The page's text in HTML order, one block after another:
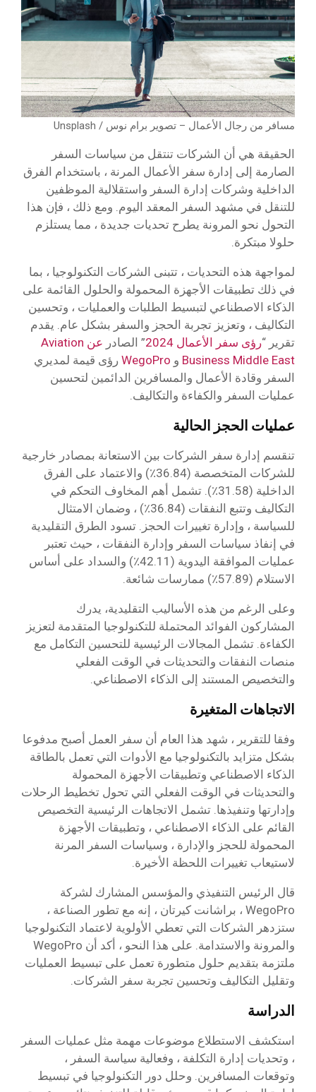
مسافر من رجال الأعمال – تصوير برام نوس / Unsplash
الحقيقة هي أن الشركات تنتقل من سياسات السفر
الصارمة إلى إدارة سفر الأعمال المرنة ، باستخدام الفرق
الداخلية وشركات إدارة السفر واستقلالية الموظفين
للتنقل في مشهد السفر المعقد اليوم. ومع ذلك ، فإن هذا
التحول نحو المرونة يطرح تحديات جديدة ، مما يستلزم
حلولا مبتكرة.
لمواجهة هذه التحديات ، تتبنى الشركات التكنولوجيا ، بما
في ذلك تطبيقات الأجهزة المحمولة والحلول القائمة على
الذكاء الاصطناعي لتبسيط الطلبات والعمليات ، وتحسين
التكاليف ، وتعزيز تجربة الحجز والسفر بشكل عام. يقدم
تقرير “رؤى سفر الأعمال 2024 ” الصادر
عن Aviation
Business Middle East و WegoPro رؤى قيمة لمديري
السفر وقادة الأعمال والمسافرين الدائمين لتحسين
عمليات السفر والكفاءة والتكاليف.
عمليات الحجز الحالية
تنقسم إدارة سفر الشركات بين الاستعانة بمصادر خارجية
للشركات المتخصصة (36.84٪) والاعتماد على الفرق
الداخلية (31.58٪). تشمل أهم المخاوف التحكم في
التكاليف وتتبع النفقات (36.84٪) ، وضمان الامتثال
للسياسة ، وإدارة تغييرات الحجز. تسود الطرق التقليدية
في إنفاذ سياسات السفر وإدارة النفقات ، حيث تعتبر
عمليات الموافقة اليدوية (42.11٪) والسداد على أساس
الاستلام (57.89٪) ممارسات شائعة.
وعلى الرغم من هذه الأساليب التقليدية، يدرك
المشاركون الفوائد المحتملة للتكنولوجيا المتقدمة لتعزيز
الكفاءة. تشمل المجالات الرئيسية للتحسين التكامل مع
منصات النفقات والتحديثات في الوقت الفعلي
والتخصيص المستند إلى الذكاء الاصطناعي.
الاتجاهات المتغيرة
وفقا للتقرير ، شهد هذا العام أن سفر العمل أصبح مدفوعا
بشكل متزايد بالتكنولوجيا مع الأدوات التي تعمل بالطاقة
الذكاء الاصطناعي وتطبيقات الأجهزة المحمولة
والتحديثات في الوقت الفعلي التي تحول تخطيط الرحلات
وإدارتها وتنفيذها. تشمل الاتجاهات الرئيسية التخصيص
القائم على الذكاء الاصطناعي ، وتطبيقات الأجهزة
المحمولة للحجز والإدارة ، وسياسات السفر المرنة
لاستيعاب تغييرات اللحظة الأخيرة.
قال الرئيس التنفيذي والمؤسس المشارك لشركة
WegoPro ، براشانت كيرتان ، إنه مع تطور الصناعة ،
ستزدهر الشركات التي تعطي الأولوية لاعتماد التكنولوجيا
والمرونة والاستدامة. على هذا النحو ، أكد أن WegoPro
ملتزمة بتقديم حلول متطورة تعمل على تبسيط العمليات
وتقليل التكاليف وتحسين تجربة سفر الشركات.
الدراسة
استكشف الاستطلاع موضوعات مهمة مثل عمليات السفر
، وتحديات إدارة التكلفة ، وفعالية سياسة السفر ،
وتوقعات المسافرين. وحلل دور التكنولوجيا في تبسيط